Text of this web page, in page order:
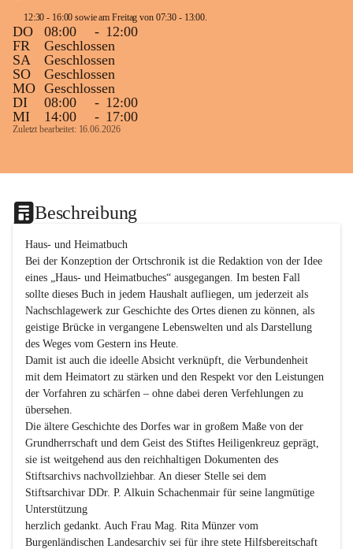
DO 08:00 - 12:00
FR
Geschlossen
SA
Geschlossen
SO
Geschlossen
MO Geschlossen
DI
08:00 - 12:00
MI
14:00 - 17:00
Zuletzt bearbeitet: 16.06.2026
Beschreibung
Haus- und Heimatbuch
Bei der Konzeption der Ortschronik ist die Redaktion von der Idee
eines „Haus- und Heimatbuches“ ausgegangen. Im besten Fall
sollte dieses Buch in jedem Haushalt aufliegen, um jederzeit als
Nachschlagewerk zur Geschichte des Ortes dienen zu können, als
geistige Brücke in vergangene Lebenswelten und als Darstellung
des Weges vom Gestern ins Heute.
Damit ist auch die ideelle Absicht verknüpft, die Verbundenheit
mit dem Heimatort zu stärken und den Respekt vor den Leistungen
der Vorfahren zu schärfen – ohne dabei deren Verfehlungen zu
übersehen.
Die ältere Geschichte des Dorfes war in großem Maße von der
Grundherrschaft und dem Geist des Stiftes Heiligenkreuz geprägt,
sie ist weitgehend aus den reichhaltigen Dokumenten des
Stiftsarchivs nachvollziehbar. An dieser Stelle sei dem
Stiftsarchivar DDr. P. Alkuin Schachenmair für seine langmütige
Unterstützung
herzlich gedankt. Auch Frau Mag. Rita Münzer vom
Burgenländischen Landesarchiv sei für ihre stete Hilfsbereitschaft